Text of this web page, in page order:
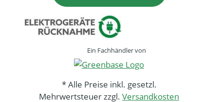
Ein Fachhändler von
* Alle Preise inkl. gesetzl.
Mehrwertsteuer zzgl. Versandkosten